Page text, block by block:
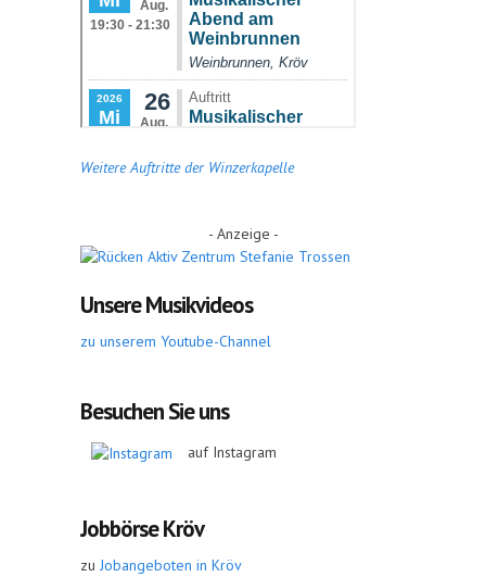
Weitere Auftritte der Winzerkapelle
- Anzeige -
Unsere Musikvideos
zu unserem Youtube-Channel
Besuchen Sie uns
auf Instagram
Jobbörse Kröv
zu Jobangeboten in Kröv